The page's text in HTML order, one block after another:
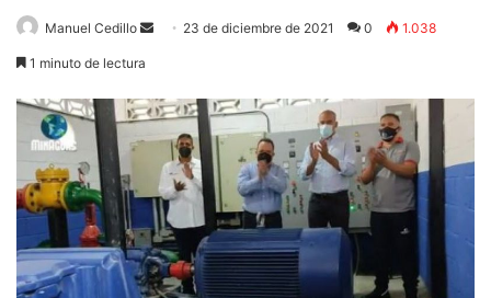
Manuel Cedillo
Send 23 de diciembre de 2021 0 1.038
1 minuto de lectura